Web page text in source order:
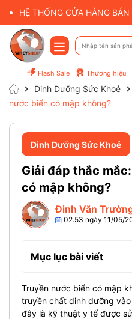
HỆ THỐNG CỬA HÀNG
Flash Sale Thương hiệu
Dinh Dưỡng Sức Khoẻ
nước biển có mập không?
Dinh Dưỡng Sức Khoẻ
Giải đáp thắc
có mập không?
Đinh Văn
02.53 ngày 11/05/
Mục lục bài viết
Truyền nước biển có mập
truyền chất dinh dưỡng
đây là kỹ thuật y tế được